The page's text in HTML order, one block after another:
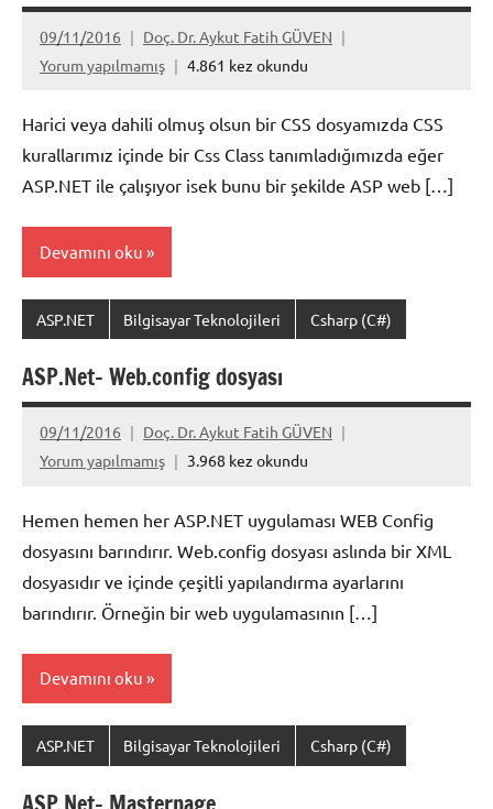
09/11/2016
Doç. Dr. Aykut Fatih GÜVEN
Yorum yapılmamış
4.861 kez okundu
Harici veya dahili olmuş olsun bir CSS dosyamızda CSS
kurallarımız içinde bir Css Class tanımladığımızda eğer
ASP.NET ile çalışıyor isek bunu bir şekilde ASP web […]
Devamını oku
ASP.NET Bilgisayar Teknolojileri Csharp (C#)
ASP.Net- Web.config dosyası
09/11/2016
Doç. Dr. Aykut Fatih GÜVEN
Yorum yapılmamış
3.968 kez okundu
Hemen hemen her ASP.NET uygulaması WEB Config
dosyasını barındırır. Web.config dosyası aslında bir XML
dosyasıdır ve içinde çeşitli yapılandırma ayarlarını
barındırır. Örneğin bir web uygulamasının […]
Devamını oku
ASP.NET Bilgisayar Teknolojileri Csharp (C#)